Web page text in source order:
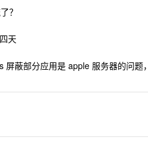
？
天
屏蔽部分应用是 apple 服务器的问题